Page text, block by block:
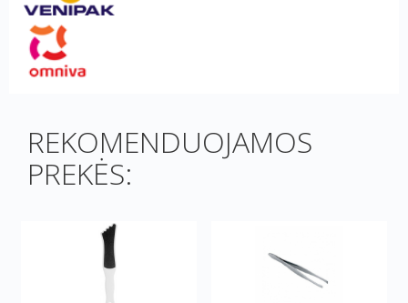
REKOMENDUOJAMOS
PREKĖS: